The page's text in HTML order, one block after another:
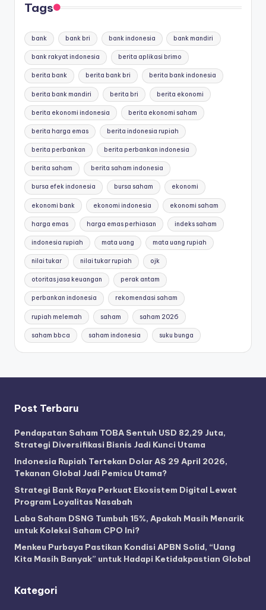
Tags
bank bank bri bank indonesia bank mandiri
bank rakyat indonesia berita aplikasi brimo
berita bank berita bank bri berita bank indonesia
berita bank mandiri berita bri berita ekonomi
berita ekonomi indonesia berita ekonomi saham
berita harga emas berita indonesia rupiah
berita perbankan berita perbankan indonesia
berita saham berita saham indonesia
bursa efek indonesia bursa saham ekonomi
ekonomi bank ekonomi indonesia ekonomi saham
harga emas harga emas perhiasan indeks saham
indonesia rupiah mata uang mata uang rupiah
nilai tukar nilai tukar rupiah ojk
otoritas jasa keuangan perak antam
perbankan indonesia rekomendasi saham
rupiah melemah saham saham 2026
saham bbca saham indonesia suku bunga
Post Terbaru
Pendapatan Saham TOBA Sentuh USD 82,29 Juta,
Strategi Diversifikasi Bisnis Jadi Kunci Utama
Indonesia Rupiah Tertekan Dolar AS 29 April 2026,
Tekanan Global Jadi Pemicu Utama?
Strategi Bank Raya Perkuat Ekosistem Digital Lewat
Program Loyalitas Nasabah
Laba Saham DSNG Tumbuh 15%, Apakah Masih Menarik
untuk Koleksi Saham CPO Ini?
Menkeu Purbaya Pastikan Kondisi APBN Solid, “Uang
Kita Masih Banyak” untuk Hadapi Ketidakpastian Global
Kategori